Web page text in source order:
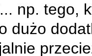
np. tego,
dużo